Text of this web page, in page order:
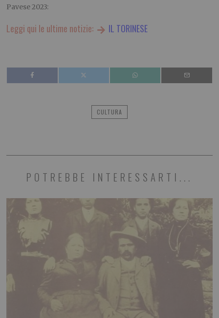
Pavese 2023:
Leggi qui le ultime notizie: IL TORINESE
CULTURA
POTREBBE INTERESSARTI...